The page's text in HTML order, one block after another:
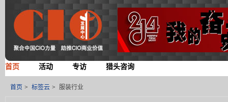
首页 活动 专访 猎头咨询
首页 > 标签云 > 服装行业